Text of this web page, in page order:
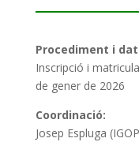
Procediment i
Inscripció i
de gener de 2026
Coordinació:
Josep Espluga